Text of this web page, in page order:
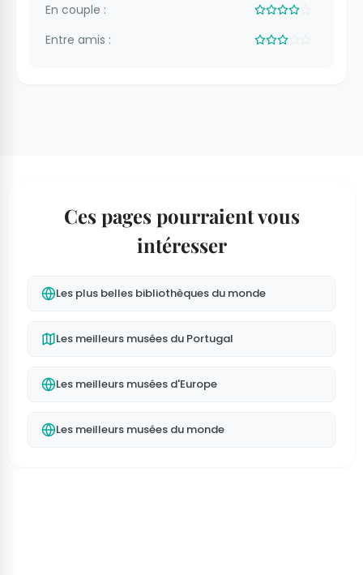
En couple :
Entre amis :
Ces pages pourraient vous
intéresser
Les plus belles bibliothèques du monde
Les meilleurs musées du Portugal
Les meilleurs musées d'Europe
Les meilleurs musées du monde